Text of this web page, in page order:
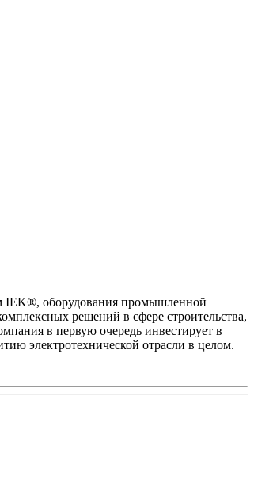
IEK®, оборудования промышленной
решений в сфере строительства,
в первую очередь инвестирует в
электротехнической отрасли в целом.